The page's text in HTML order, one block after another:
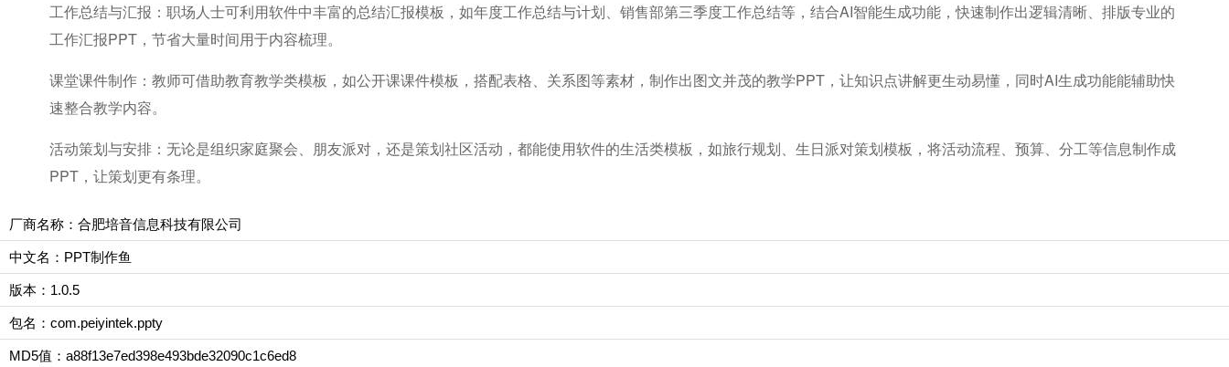
工作总结与汇报：职场人士可利用软件中丰富的总结汇报模板，如年度工作总结与计划、销售部第三季度工作总结等，结合AI智能生成功能，快速制作出逻辑清晰、排版专业的
工作汇报PPT，节省大量时间用于内容梳理。
课堂课件制作：教师可借助教育教学类模板，如公开课课件模板，搭配表格、关系图等素材，制作出图文并茂的教学PPT，让知识点讲解更生动易懂，同时AI生成功能能辅助快
速整合教学内容。
活动策划与安排：无论是组织家庭聚会、朋友派对，还是策划社区活动，都能使用软件的生活类模板，如旅行规划、生日派对策划模板，将活动流程、预算、分工等信息制作成
PPT，让策划更有条理。
厂商名称：合肥培音信息科技有限公司
中文名：PPT制作鱼
版本：1.0.5
包名：com.peiyintek.ppty
MD5值：a88f13e7ed398e493bde32090c1c6ed8